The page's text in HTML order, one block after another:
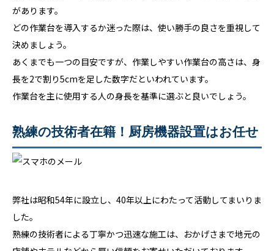
があります。
どの作業台を導入するか迷った際は、使い勝手の良さを重視して
決めましょう。
あくまでも一つの目安ですが、作業しやすい作業台の高さは、身
長を2で割り5cmを足した数字だといわれています。
作業台を主に使用する人の身長を基準に選ぶと良いでしょう。
熟練の技術者在籍！厨房機器設置はお任せ
弊社は昭和54年に設立し、40年以上にわたって活動してまいりま
した。
熟練の技術者による丁寧かつ迅速な施工は、おかげさまで地元の